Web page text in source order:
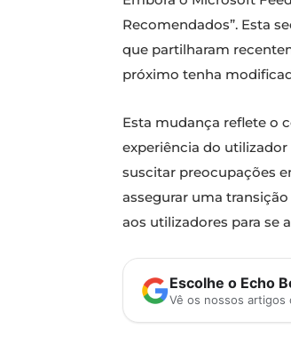
Recomendados”. Esta
que partilharam
próximo tenha
Esta mudança reflete o
experiência do utilizador
suscitar preocupações
assegurar uma
aos utilizadores para se
Escolhe o Echo
Vê os nossos artigos